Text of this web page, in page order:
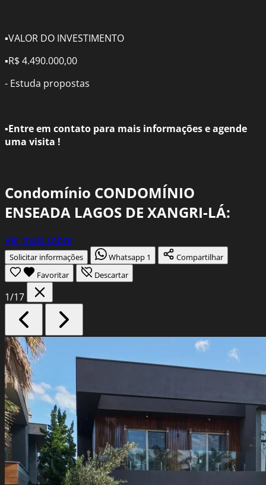
▪️VALOR DO INVESTIMENTO
▪️R$ 4.490.000,00
- Estuda propostas
▪️Entre em contato para mais informações e agende
uma visita !
Condomínio CONDOMÍNIO
ENSEADA LAGOS DE XANGRI-LÁ:
Ver mais sobre
Solicitar informações Whatsapp 1
Compartilhar
Favoritar
Descartar
1/17